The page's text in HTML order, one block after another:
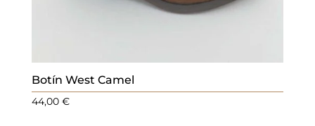
Botín West Camel
44,00 €